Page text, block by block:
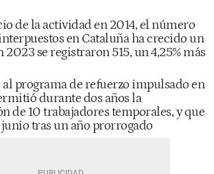
de la actividad en 2014, el número
en Cataluña ha crecido un
2023 se registraron 515, un 4,25% más
al programa de refuerzo impulsado en
durante dos años la
de 10 trabajadores temporales, y que
junio tras un año prorrogado